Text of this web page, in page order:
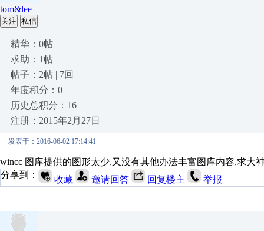
tom&lee
关注 私信
精华：0帖
求助：1帖
帖子：2帖 | 7回
年度积分：0
历史总积分：16
注册：2015年2月27日
发表于：2016-06-02 17:14:41
wincc 图库提供的图形太少,又没有其他办法丰富图库内容,求大
分享到：
收藏 邀请回答 回复楼主 举报